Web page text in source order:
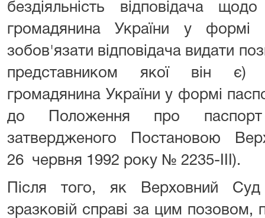
бездіяльність відповідача
громадянина України у формі
зобов'язати відповідача видати
представником якої він є)
громадянина України у формі
до Положення про паспорт
затвердженого Постановою
26 червня 1992 року № 2235-ІІІ).
Після того, як Верховний
зразковій справі за цим позовом,